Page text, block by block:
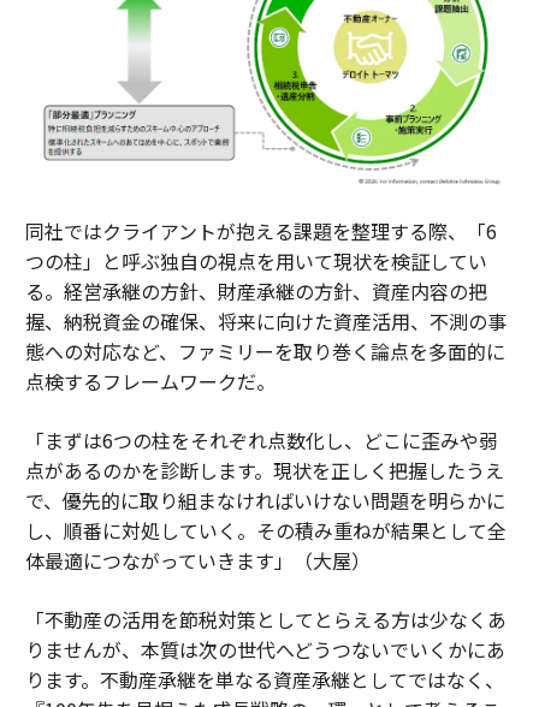
同社ではクライアントが抱える課題を整理する際、「6
つの柱」と呼ぶ独自の視点を用いて現状を検証してい
る。経営承継の方針、財産承継の方針、資産内容の把
握、納税資金の確保、将来に向けた資産活用、不測の事
態への対応など、ファミリーを取り巻く論点を多面的に
点検するフレームワークだ。
「まずは6つの柱をそれぞれ点数化し、どこに歪みや弱
点があるのかを診断します。現状を正しく把握したうえ
で、優先的に取り組まなければいけない問題を明らかに
し、順番に対処していく。その積み重ねが結果として全
体最適につながっていきます」（大屋）
「不動産の活用を節税対策としてとらえる方は少なくあ
りませんが、本質は次の世代へどうつないでいくかにあ
ります。不動産承継を単なる資産承継としてではなく、